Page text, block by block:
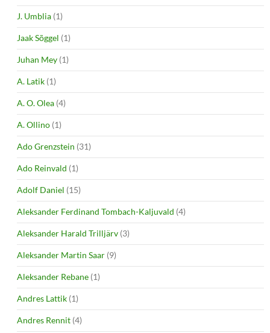
J. Umblia (1)
Jaak Sõggel (1)
Juhan Mey (1)
A. Latik (1)
A. O. Olea (4)
A. Ollino (1)
Ado Grenzstein (31)
Ado Reinvald (1)
Adolf Daniel (15)
Aleksander Ferdinand Tombach-Kaljuvald (4)
Aleksander Harald Trilljärv (3)
Aleksander Martin Saar (9)
Aleksander Rebane (1)
Andres Lattik (1)
Andres Rennit (4)